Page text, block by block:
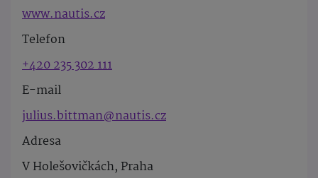
www.nautis.cz
Telefon
+420 235 302 111
E-mail
julius.bittman@nautis.cz
Adresa
V Holešovičkách, Praha